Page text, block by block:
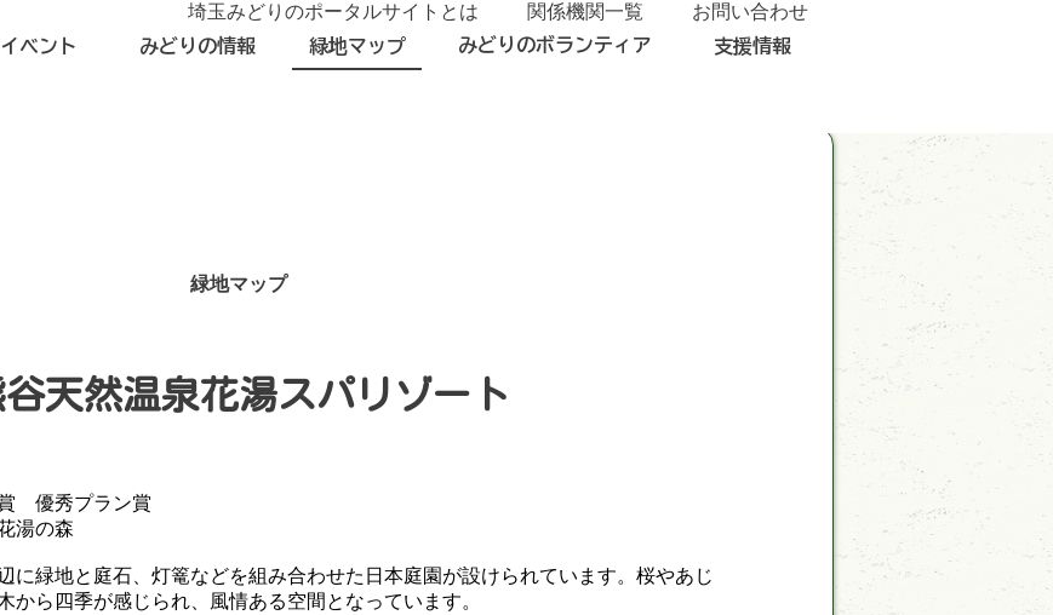
埼玉みどりのポータルサイトとは 関係機関一覧 お問い合わせ
イベント みどりの情報 緑地マップ みどりのボランティア 支援情報
緑地マップ
天然温泉花湯スパリゾート
賞 優秀プラン賞
湯の森
に緑地と庭石、灯篭などを組み合わせた日本庭園が設けられています。桜やあじ
から四季が感じられ、風情ある空間となっています。